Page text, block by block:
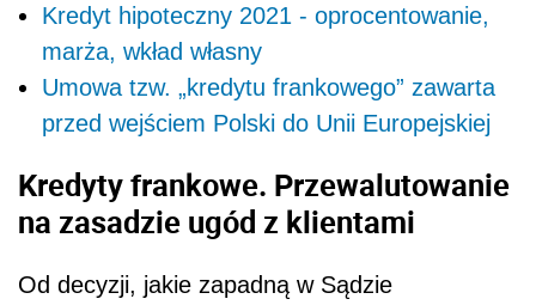
Kredyt hipoteczny 2021 - oprocentowanie,
marża, wkład własny
Umowa tzw. „kredytu frankowego” zawarta
przed wejściem Polski do Unii Europejskiej
Kredyty frankowe. Przewalutowanie
na zasadzie ugód z klientami
Od decyzji, jakie zapadną w Sądzie